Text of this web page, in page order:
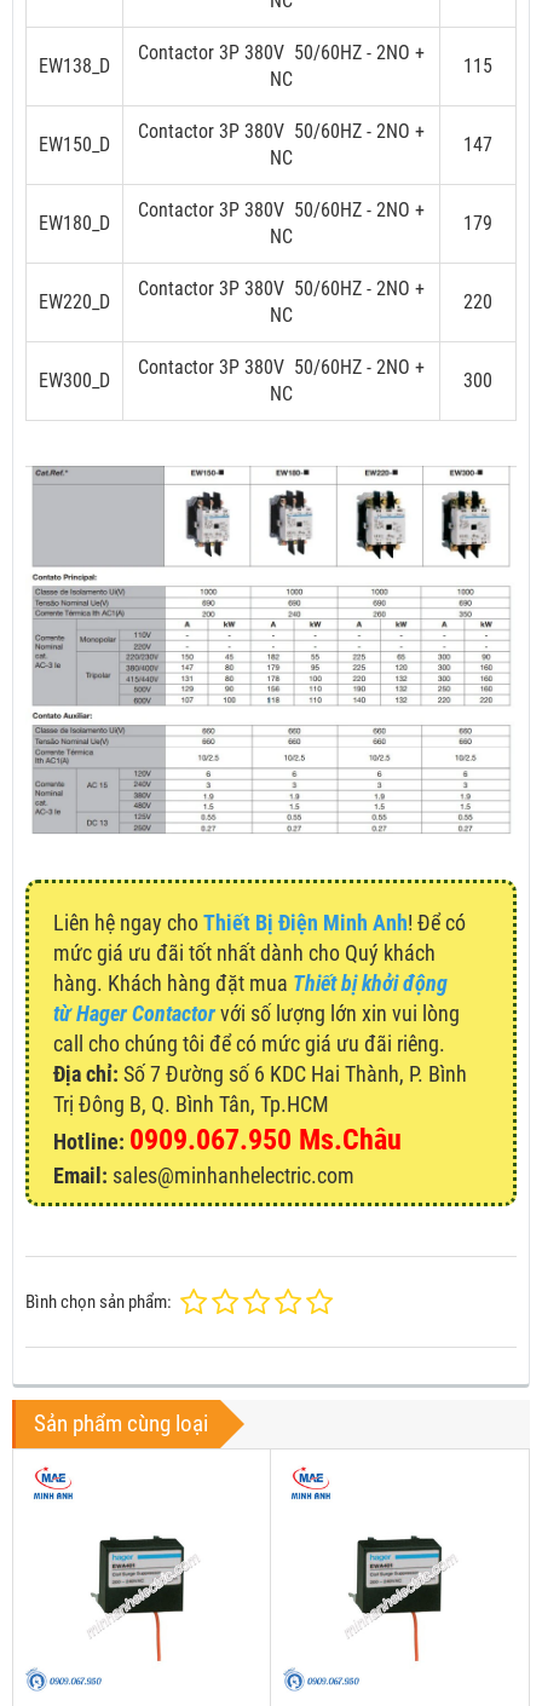
EW138_D
Contactor 3P 380V 50/60HZ - 2NO +
NC
115
EW150_D
Contactor 3P 380V 50/60HZ - 2NO +
NC
147
EW180_D
Contactor 3P 380V 50/60HZ - 2NO +
NC
179
EW220_D
Contactor 3P 380V 50/60HZ - 2NO +
NC
220
EW300_D
Contactor 3P 380V 50/60HZ - 2NO +
NC
300
Liên hệ ngay choThiết Bị Điện Minh Anh! Để có
mức giá ưu đãi tốt nhất dành cho Quý khách
hàng. Khách hàng đặt mua Thiết bị khởi động
từ Hager Contactorvới số lượng lớn xin vui lòng
call cho chúng tôi để có mức giá ưu đãi riêng.
Địa chỉ: Số 7 Đường số 6 KDC Hai Thành, P. Bình
Trị Đông B, Q. Bình Tân, Tp.HCM
Hotline: 0909.067.950 Ms.Châu
Email: sales@minhanhelectric.com
Bình chọn sản phẩm:
Sản phẩm cùng loại